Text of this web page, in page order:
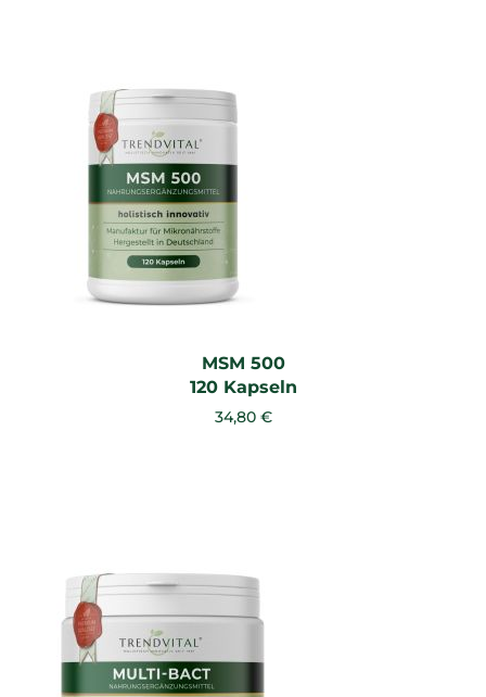
MSM 500
120 Kapseln
34,80 €